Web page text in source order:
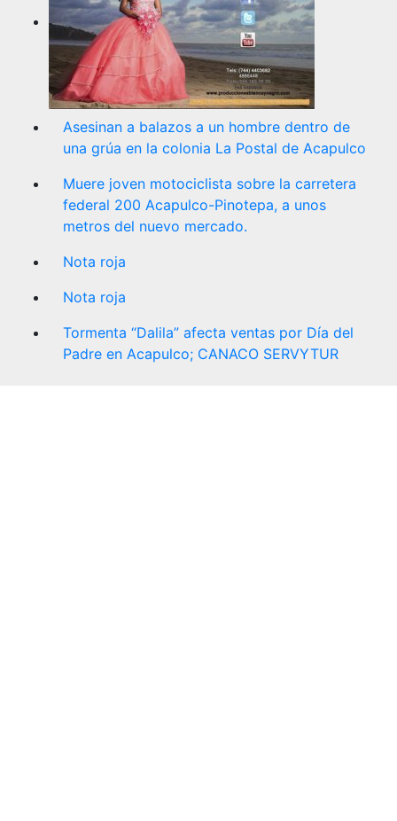
Asesinan a balazos a un hombre dentro de
una grúa en la colonia La Postal de Acapulco
Muere joven motociclista sobre la carretera
federal 200 Acapulco-Pinotepa, a unos
metros del nuevo mercado.
Nota roja
Nota roja
Tormenta “Dalila” afecta ventas por Día del
Padre en Acapulco; CANACO SERVYTUR